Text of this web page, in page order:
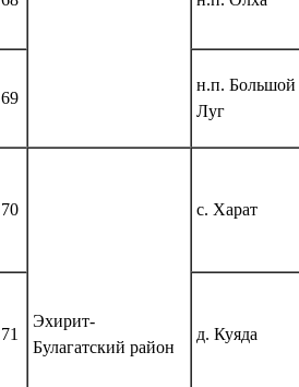
69
н.п. Большой
Луг
70
Эхирит-
Булагатский район
с. Харат
71 д. Куяда